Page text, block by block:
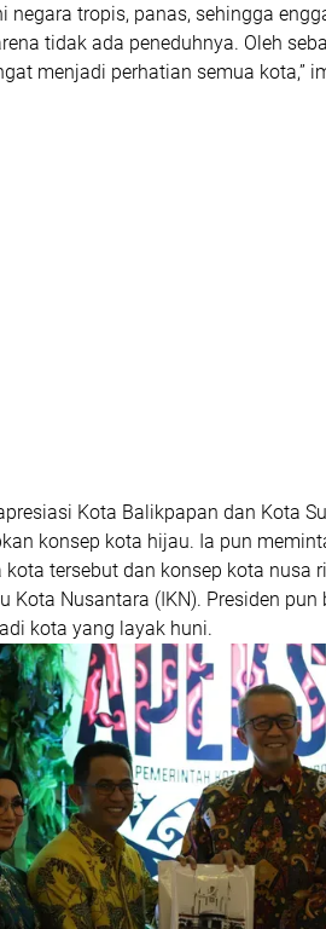
negara tropis, panas, sehingga
tidak ada peneduhnya. Oleh
menjadi perhatian semua kota,”
Kota Balikpapan dan Kota
konsep kota hijau. Ia pun
kota tersebut dan konsep kota nusa
Kota Nusantara (IKN). Presiden
kota yang layak huni.